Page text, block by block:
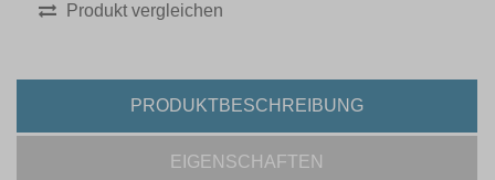
Produkt vergleichen
PRODUKTBESCHREIBUNG
EIGENSCHAFTEN